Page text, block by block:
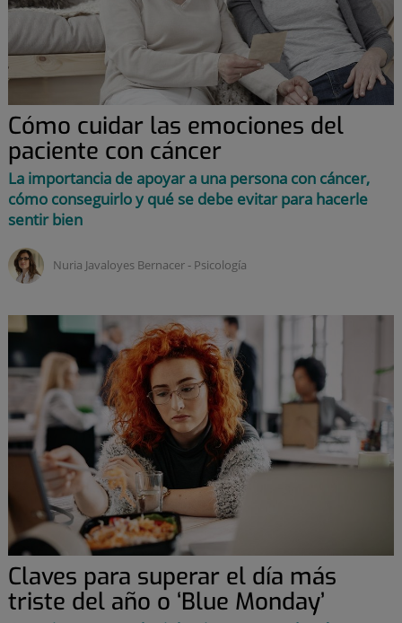
Cómo cuidar las emociones del
paciente con cáncer
La importancia de apoyar a una persona con cáncer,
cómo conseguirlo y qué se debe evitar para hacerle
sentir bien
Nuria Javaloyes Bernacer ‑ psicología
Claves para superar el día más
triste del año o ‘Blue Monday’